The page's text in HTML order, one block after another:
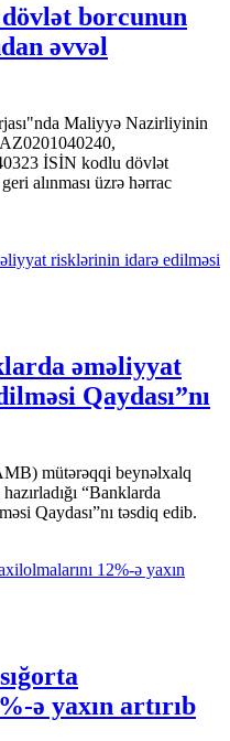
borcunun
əvvəl
Maliyyə Nazirliyinin
İSİN kodlu dövlət
alınması üzrə hərrac
əməliyyat
Qaydası”nı
mütərəqqi beynəlxalq
“Banklarda
Qaydası”nı təsdiq edib.
ə yaxın artırıb